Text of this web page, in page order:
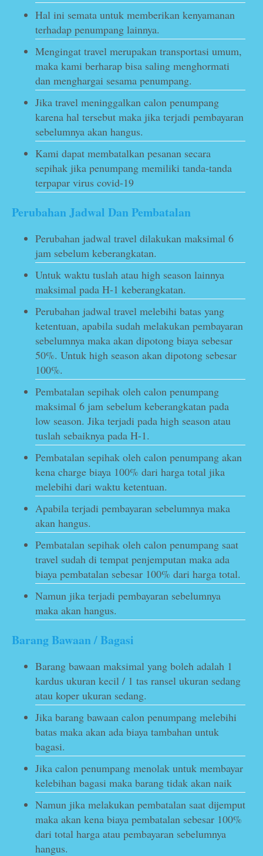
Hal ini semata untuk memberikan kenyamanan
terhadap penumpang lainnya.
Mengingat travel merupakan transportasi umum,
maka kami berharap bisa saling menghormati
dan menghargai sesama penumpang.
Jika travel meninggalkan calon penumpang
karena hal tersebut maka jika terjadi pembayaran
sebelumnya akan hangus.
Kami dapat membatalkan pesanan secara
sepihak jika penumpang memiliki tanda-tanda
terpapar virus covid-19
Perubahan Jadwal Dan Pembatalan
Perubahan jadwal travel dilakukan maksimal 6
jam sebelum keberangkatan.
Untuk waktu tuslah atau high season lainnya
maksimal pada H-1 keberangkatan.
Perubahan jadwal travel melebihi batas yang
ketentuan, apabila sudah melakukan pembayaran
sebelumnya maka akan dipotong biaya sebesar
50%. Untuk high season akan dipotong sebesar
100%.
Pembatalan sepihak oleh calon penumpang
maksimal 6 jam sebelum keberangkatan pada
low season. Jika terjadi pada high season atau
tuslah sebaiknya pada H-1.
Pembatalan sepihak oleh calon penumpang akan
kena charge biaya 100% dari harga total jika
melebihi dari waktu ketentuan.
Apabila terjadi pembayaran sebelumnya maka
akan hangus.
Pembatalan sepihak oleh calon penumpang saat
travel sudah di tempat penjemputan maka ada
biaya pembatalan sebesar 100% dari harga total.
Namun jika terjadi pembayaran sebelumnya
maka akan hangus.
Barang Bawaan / Bagasi
Barang bawaan maksimal yang boleh adalah 1
kardus ukuran kecil / 1 tas ransel ukuran sedang
atau koper ukuran sedang.
Jika barang bawaan calon penumpang melebihi
batas maka akan ada biaya tambahan untuk
bagasi.
Jika calon penumpang menolak untuk membayar
kelebihan bagasi maka barang tidak akan naik
Namun jika melakukan pembatalan saat dijemput
maka akan kena biaya pembatalan sebesar 100%
dari total harga atau pembayaran sebelumnya
hangus.